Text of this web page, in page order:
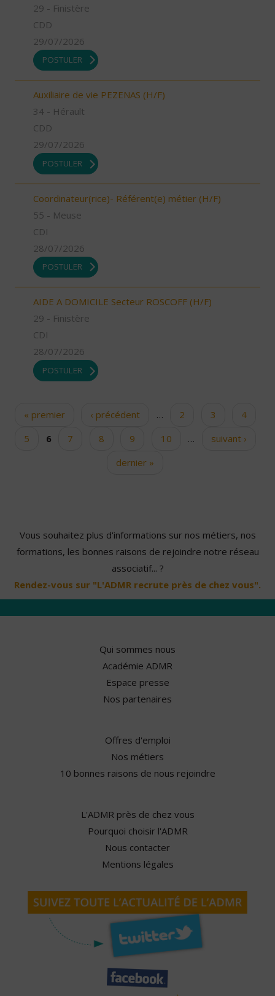
29 - Finistère
CDD
29/07/2026
POSTULER
Auxiliaire de vie PEZENAS (H/F)
34 - Hérault
CDD
29/07/2026
POSTULER
Coordinateur(rice)- Référent(e) métier (H/F)
55 - Meuse
CDI
28/07/2026
POSTULER
AIDE A DOMICILE Secteur ROSCOFF (H/F)
29 - Finistère
CDI
28/07/2026
POSTULER
Pages« premier ‹ précédent … 2 3
4
5
6 7 8 9 10 …
suivant ›
dernier »
Vous souhaitez plus d'informations sur nos métiers, nos
formations, les bonnes raisons de rejoindre notre réseau
associatif... ?
Rendez-vous sur "L'ADMR recrute près de chez vous".
Qui sommes nous
Académie ADMR
Espace presse
Nos partenaires
Offres d'emploi
Nos métiers
10 bonnes raisons de nous rejoindre
L'ADMR près de chez vous
Pourquoi choisir l'ADMR
Nous contacter
Mentions légales